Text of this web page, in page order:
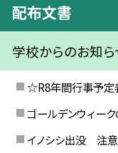
配布文書
学校からのお知ら
☆R8年間行事予定
ゴールデンウィーク
イノシシ出没 注意